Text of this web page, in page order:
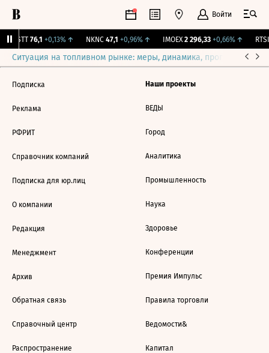
Войти
MSTT 76,1 +0,13%↑ NKNC 47,1 +0,96%↑ IMOEX 2 296,33 +0,66%↑ RTSI
Ситуация на топливном рынке: меры, динамика, прогнозы
Подписка
Реклама
РФРИТ
Справочник компаний
Подписка для юр.лиц
О компании
Редакция
Менеджмент
Архив
Обратная связь
Справочный центр
Распространение
Наши проекты
ВЕДЫ
Город
Аналитика
Промышленность
Наука
Здоровье
Конференции
Премия Импульс
Правила торговли
Ведомости&
Капитал